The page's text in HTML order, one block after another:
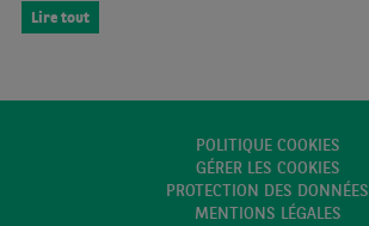
Lire tout
POLITIQUE COOKIES
GÉRER LES COOKIES
PROTECTION DES DONNÉES
MENTIONS LÉGALES